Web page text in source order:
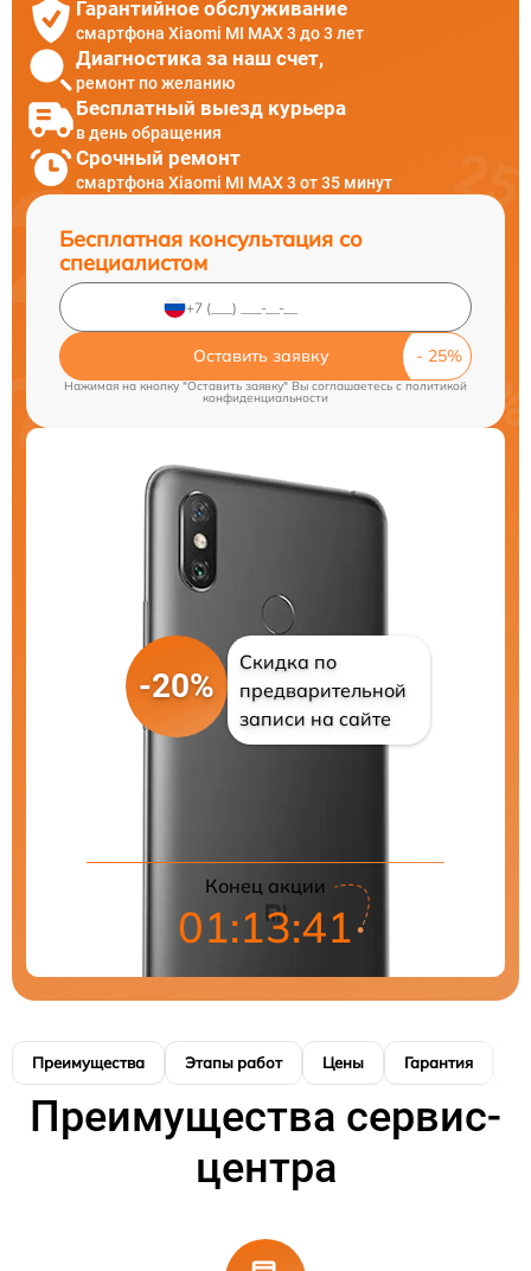
Гарантийное обслуживание
смартфона Xiaomi MI MAX 3 до 3 лет
Диагностика за наш счет,
ремонт по желанию
Бесплатный выезд курьера
в день обращения
Срочный ремонт
смартфона Xiaomi MI MAX 3 от 35 минут
Бесплатная консультация со
специалистом
Оставить заявку
Нажимая на кнопку "Оставить заявку" Вы соглашаетесь cполитикой
конфиденциальности
-20%
Скидка по
предварительной
записи на сайте
Конец акции
01:13:40
Преимущества Этапы работ Цены Гарантия
Преимущества сервис-
центра